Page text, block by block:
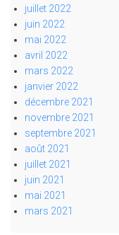
juillet 2022
juin 2022
mai 2022
avril 2022
mars 2022
janvier 2022
décembre 2021
novembre 2021
septembre 2021
août 2021
juillet 2021
juin 2021
mai 2021
mars 2021